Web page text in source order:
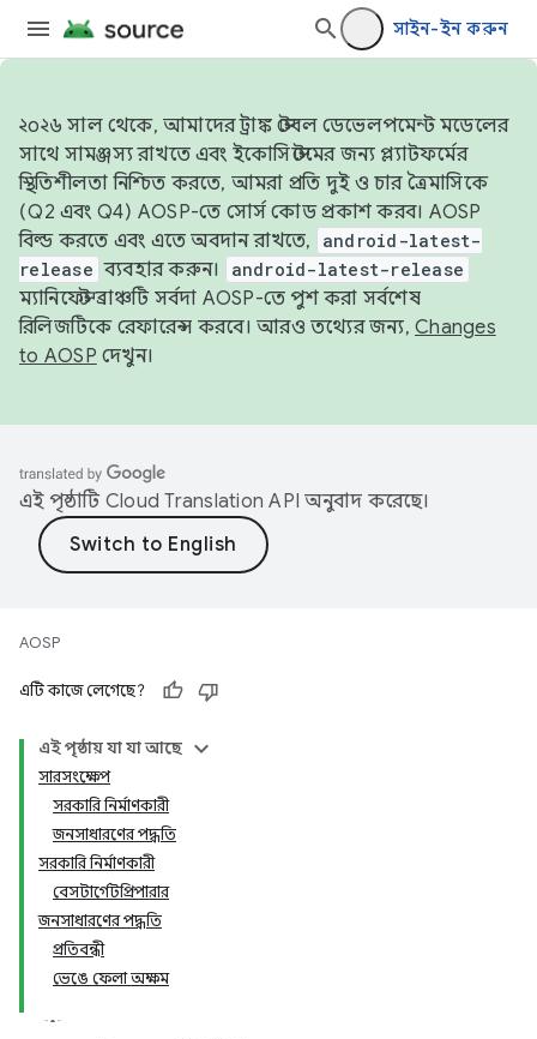
সাইন-ইন করুন
২০২৬ সাল থেকে, আমাদের ট্রাঙ্ক স্টেবল ডেভেলপমেন্ট মডেলের
সাথে সামঞ্জস্য রাখতে এবং ইকোসিস্টেমের জন্য প্ল্যাটফর্মের
স্থিতিশীলতা নিশ্চিত করতে, আমরা প্রতি দুই ও চার ত্রৈমাসিকে
(Q2 এবং Q4) AOSP-তে সোর্স কোড প্রকাশ করব। AOSP
বিল্ড করতে এবং এতে অবদান রাখতে,
android-latest-
release ব্যবহার করুন। android-latest-release
ম্যানিফেস্ট ব্রাঞ্চটি সর্বদা AOSP-তে পুশ করা সর্বশেষ
রিলিজটিকে রেফারেন্স করবে। আরও তথ্যের জন্য, Changes
to AOSP দেখুন।
এই পৃষ্ঠাটি Cloud Translation API অনুবাদ করেছে।
AOSP
এটি কাজে লেগেছে?
এই পৃষ্ঠায় যা যা আছে
সারসংক্ষেপ
সরকারি নির্মাণকারী
জনসাধারণের পদ্ধতি
সরকারি নির্মাণকারী
বেসটার্গেটপ্রিপারার
জনসাধারণের পদ্ধতি
প্রতিবন্ধী
ভেঙে ফেলা অক্ষম